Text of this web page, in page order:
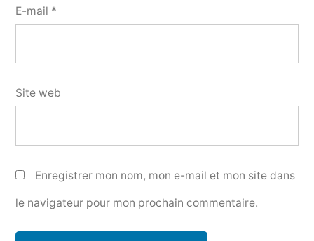
E-mail *
Site web
Enregistrer mon nom, mon e-mail et mon site dans
le navigateur pour mon prochain commentaire.